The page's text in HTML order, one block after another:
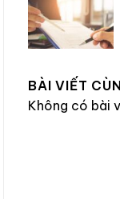
BÀI VIẾT
Không có bài